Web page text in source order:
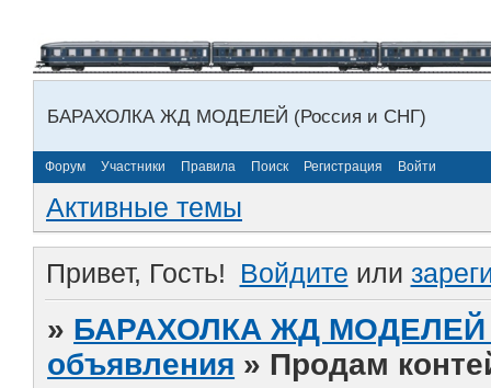
БАРАХОЛКА ЖД МОДЕЛЕЙ (Россия и СНГ)
Форум Участники Правила Поиск Регистрация Войти
Активные темы
Привет, Гость! Войдите или
» БАРАХОЛКА ЖД МОДЕЛЕЙ
объявления » Продам